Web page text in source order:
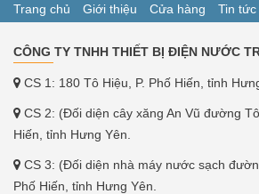
Trang chủ Giới thiệu Cửa hàng Tin tức
CÔNG TY TNHH THIẾT BỊ ĐIỆN NƯỚC
CS 1: 180 Tô Hiệu, P. Phố Hiến, tỉnh
CS 2: (Đối diện cây xăng An Vũ đường
Hiến, tỉnh Hưng Yên.
CS 3: (Đối diện nhà máy nước sạch
Phố Hiến, tỉnh Hưng Yên.